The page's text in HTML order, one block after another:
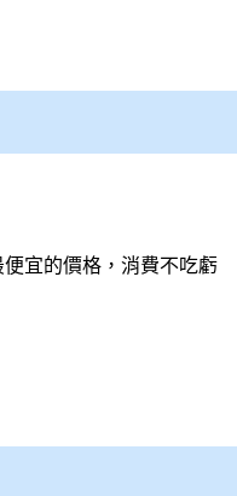
宜的價格，消費不吃虧